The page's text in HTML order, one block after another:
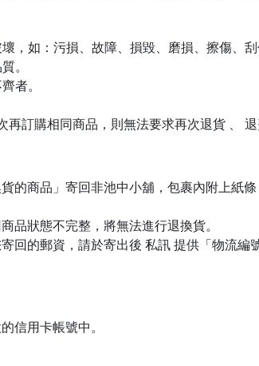
，如：污損、故障、損毀、磨損、擦傷、刮
。
者。
訂購相同商品，則無法要求再次退貨 、 退
的商品」寄回非池中小舖，包裹內附上紙
品狀態不完整，將無法進行退換貨。
回的郵資，請於寄出後 私訊 提供「物流
信用卡帳號中。